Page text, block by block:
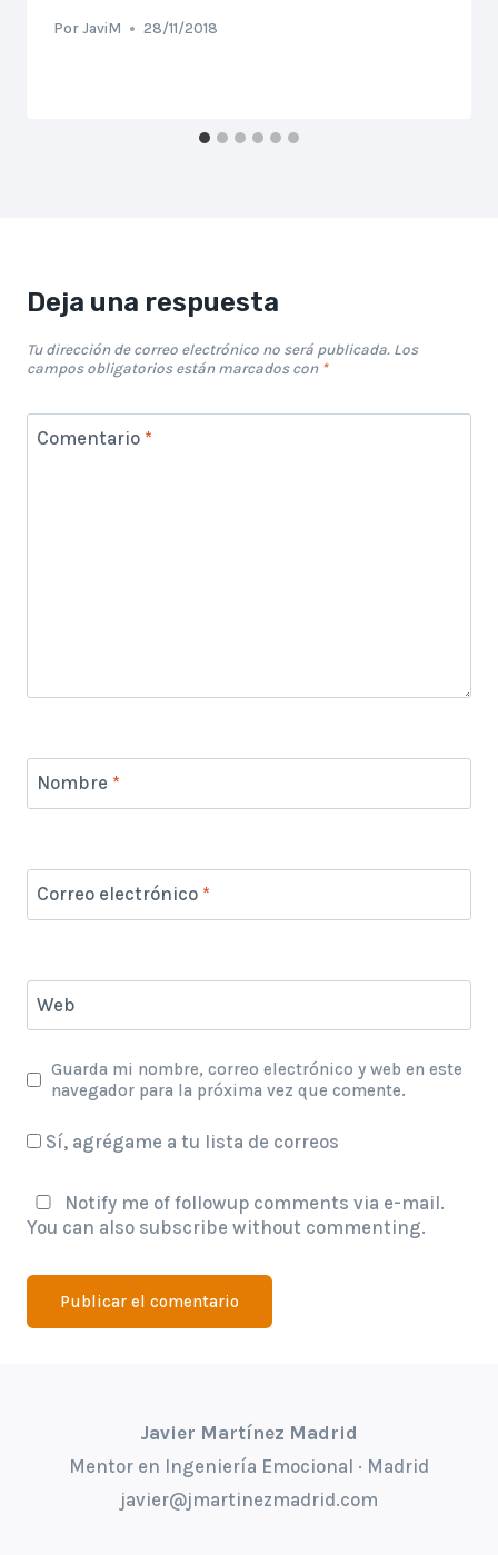
Por JaviM 28/11/2018
Deja una respuesta
Tu dirección de correo electrónico no será publicada. Los
campos obligatorios están marcados con *
Comentario *
Nombre *
Correo electrónico *
Web
Guarda mi nombre, correo electrónico y web en este
navegador para la próxima vez que comente.
Sí, agrégame a tu lista de correos
Notify me of followup comments via e-mail.
You can also subscribe without commenting.
Javier Martínez Madrid
Mentor en Ingeniería Emocional · Madrid
javier@jmartinezmadrid.com